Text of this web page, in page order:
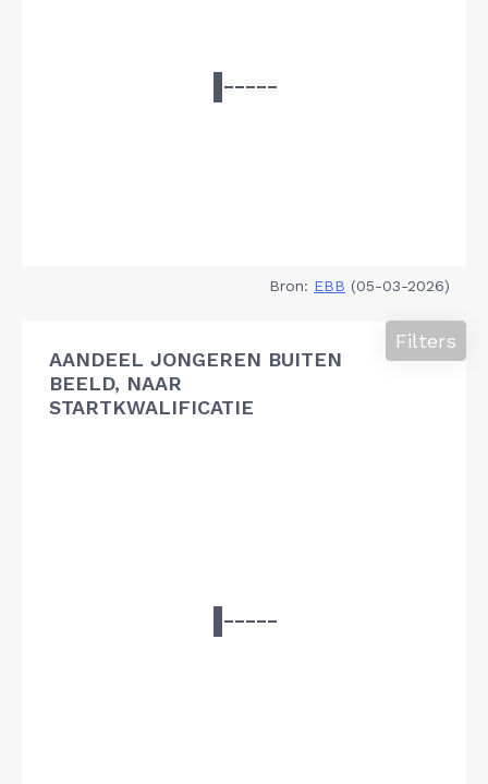
Bron: EBB (05-03-2026)
AANDEEL JONGEREN BUITEN
BEELD, NAAR
STARTKWALIFICATIE
Filters